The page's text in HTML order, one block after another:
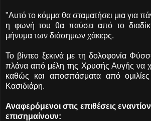
"Αυτό το κόμμα θα σταματήσει μια για
η φωνή του θα παύσει από το
μήνυμα των διάσημων χάκερς.
Το βίντεο ξεκινά με τη δολοφονία
πλάνα από μέλη της Χρυσής Αυγής να
καθώς και αποσπάσματα από ομιλίες
Κασιδιάρη.
Αναφερόμενοι στις επιθέσεις
επισημαίνουν: